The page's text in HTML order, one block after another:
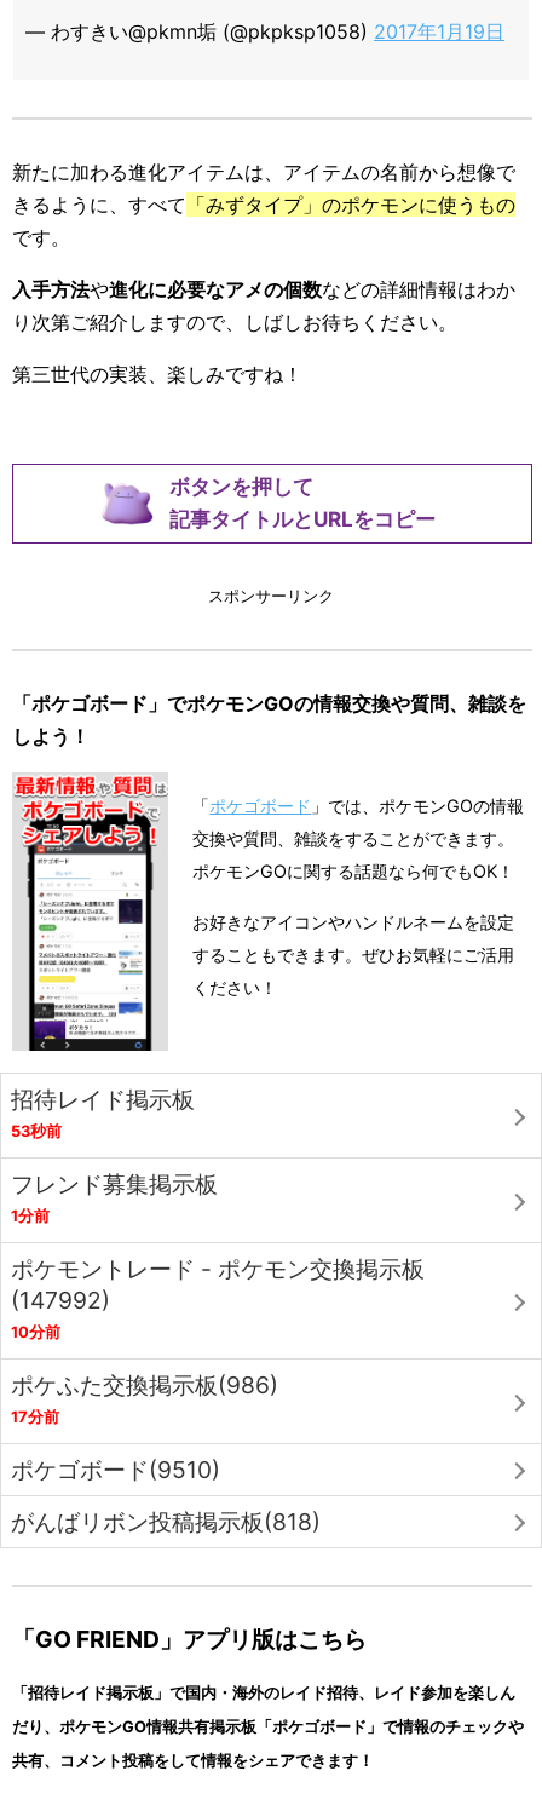
— わすきい@pkmn垢 (@pkpksp1058) 2017年1月19日
新たに加わる進化アイテムは、アイテムの名前から想像で
きるように、すべて 「みずタイプ」のポケモンに使うもの
です。
入手方法や進化に必要なアメの個数などの詳細情報はわか
り次第ご紹介しますので、しばしお待ちください。
第三世代の実装、楽しみですね！
ボタンを押して
記事タイトルとURLをコピー
スポンサーリンク
「ポケゴボード」でポケモンGOの情報交換や質問、雑談を
しよう！
「ポケゴボード 」では、ポケモンGOの情報
交換や質問、雑談をすることができます。
ポケモンGOに関する話題なら何でもOK！
お好きなアイコンやハンドルネームを設定
することもできます。ぜひお気軽にご活用
ください！
招待レイド掲示板
53秒前
フレンド募集掲示板
1分前
ポケモントレード - ポケモン交換掲示板
(147992)
10分前
ポケふた交換掲示板(986)
17分前
ポケゴボード(9510)
がんばリボン投稿掲示板(818)
「GO FRIEND」アプリ版はこちら
「招待レイド掲示板」で国内・海外のレイド招待、レイド参加を楽しん
だり、ポケモンGO情報共有掲示板「ポケゴボード」で情報のチェックや
共有、コメント投稿をして情報をシェアできます！